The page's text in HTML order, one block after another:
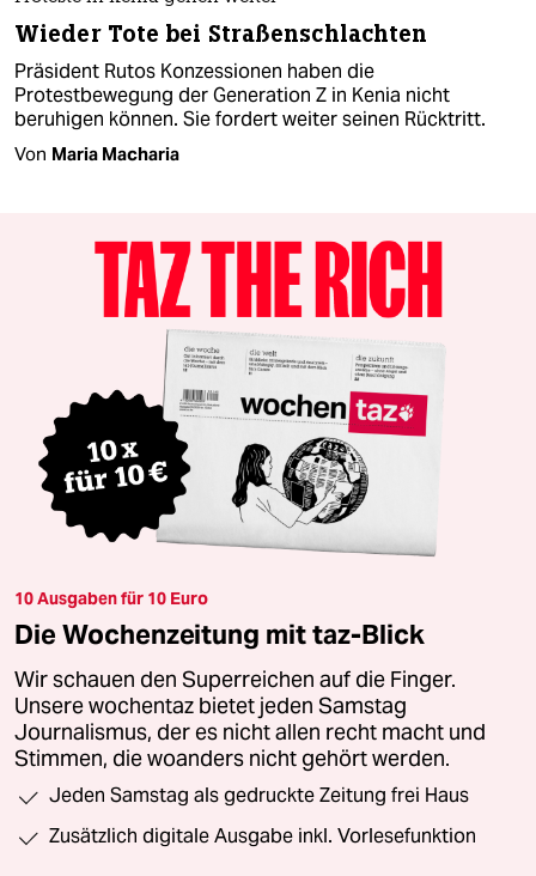
Wieder Tote bei Straßenschlachten
Präsident Rutos Konzessionen haben die
Protestbewegung der Generation Z in Kenia nicht
beruhigen können. Sie fordert weiter seinen Rücktritt.
Von Maria Macharia
10 Ausgaben für 10 Euro
Die Wochenzeitung mit taz-Blick
Wir schauen den Superreichen auf die Finger.
Unsere wochentaz bietet jeden Samstag
Journalismus, der es nicht allen recht macht und
Stimmen, die woanders nicht gehört werden.
Jeden Samstag als gedruckte Zeitung frei Haus
Zusätzlich digitale Ausgabe inkl. Vorlesefunktion